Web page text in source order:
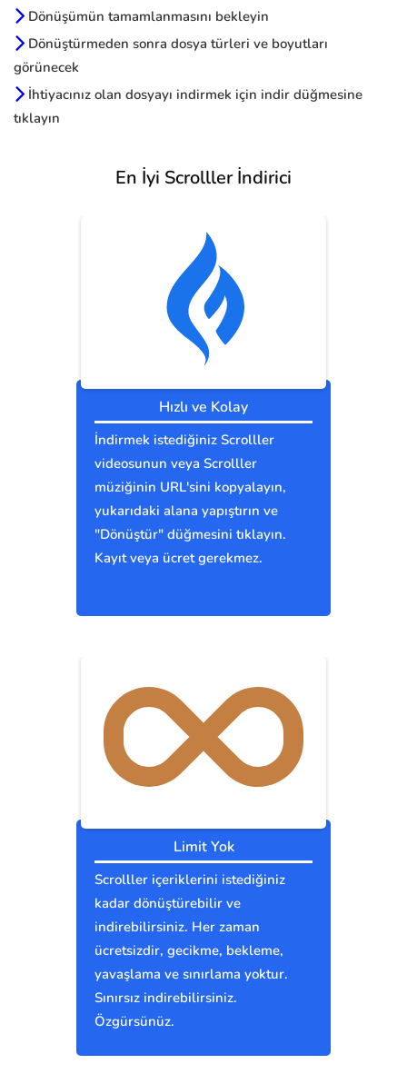
Dönüşümün tamamlanmasını bekleyin
Dönüştürmeden sonra dosya türleri ve boyutları
görünecek
İhtiyacınız olan dosyayı indirmek için indir düğmesine
tıklayın
En İyi Scrolller İndirici
Hızlı ve Kolay
İndirmek istediğiniz Scrolller
videosunun veya Scrolller
müziğinin URL'sini kopyalayın,
yukarıdaki alana yapıştırın ve
"Dönüştür" düğmesini tıklayın.
Kayıt veya ücret gerekmez.
Limit Yok
Scrolller içeriklerini istediğiniz
kadar dönüştürebilir ve
indirebilirsiniz. Her zaman
ücretsizdir, gecikme, bekleme,
yavaşlama ve sınırlama yoktur.
Sınırsız indirebilirsiniz.
Özgürsünüz.